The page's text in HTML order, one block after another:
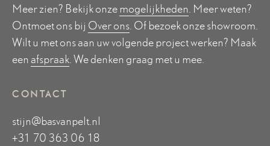
Meer zien? Bekijk onze mogelijkheden. Meer weten?
Ontmoet ons bij Over ons. Of bezoek onze showroom.
Wilt u met ons aan uw volgende project werken? Maak
een afspraak. We denken graag met u mee.
CONTACT
stijn@basvanpelt.nl
+31 70 363 06 18